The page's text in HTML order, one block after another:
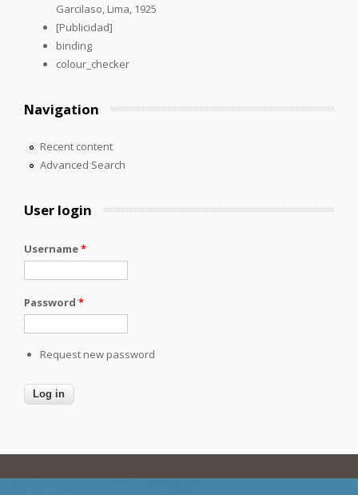
Garcilaso, Lima, 1925
[Publicidad]
binding
colour_checker
Navigation
Recent content
Advanced Search
User login
Username*
Password *
Request new password